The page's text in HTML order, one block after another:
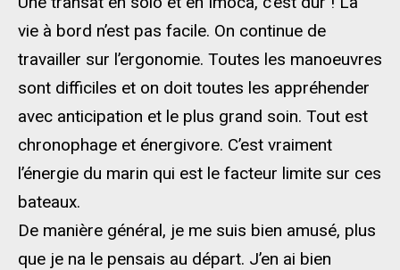
vie à bord n’est pas facile. On continue de
travailler sur l’ergonomie. Toutes les manoeuvres
sont difficiles et on doit toutes les appréhender
avec anticipation et le plus grand soin. Tout est
chronophage et énergivore. C’est vraiment
l’énergie du marin qui est le facteur limite sur ces
bateaux.
De manière général, je me suis bien amusé, plus
que je na le pensais au départ. J’en ai bien